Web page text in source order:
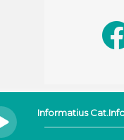
Informatius